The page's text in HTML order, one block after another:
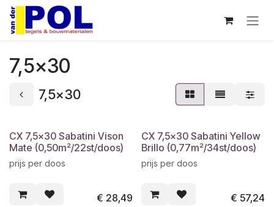
Overslaan naar inhoud
7,5x30
7,5x30
CX 7,5x30 Sabatini Vison
Mate (0,50m²/22st/doos)
prijs per doos
€ 28,49
CX 7,5x30 Sabatini Yellow
Brillo (0,77m²/34st/doos)
prijs per doos
€ 57,24